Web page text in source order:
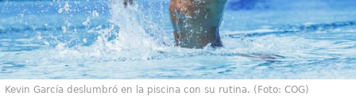
Kevin García deslumbró en la piscina con su rutina. (Foto: COG)